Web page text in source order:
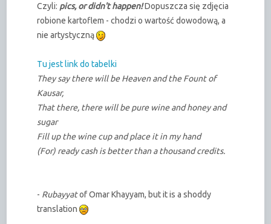
Czyli: pics, or didn't happen!Dopuszcza się zdjęcia
robione kartoflem - chodzi o wartość dowodową, a
nie artystyczną
Tu jest link do tabelki
They say there will be Heaven and the Fount of
Kausar,
That there, there will be pure wine and honey and
sugar
Fill up the wine cup and place it in my hand
(For) ready cash is better than a thousand credits.
- Rubayyatof Omar Khayyam, but it is a shoddy
translation